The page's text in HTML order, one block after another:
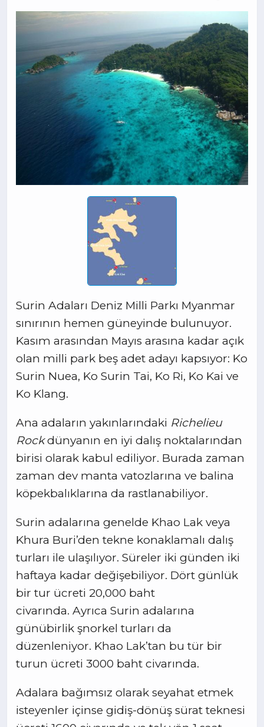
Surin Adaları Deniz Milli Parkı Myanmar
sınırının hemen güneyinde bulunuyor.
Kasım arasından Mayıs arasına kadar açık
olan milli park beş adet adayı kapsıyor: Ko
Surin Nuea, Ko Surin Tai, Ko Ri, Ko Kai ve
Ko Klang.
Ana adaların yakınlarındaki Richelieu
Rockdünyanın en iyi dalış noktalarından
birisi olarak kabul ediliyor. Burada zaman
zaman dev manta vatozlarına ve balina
köpekbalıklarına da rastlanabiliyor.
Surin adalarına genelde Khao Lak veya
Khura Buri’den tekne konaklamalı dalış
turları ile ulaşılıyor. Süreler iki günden iki
haftaya kadar değişebiliyor. Dört günlük
bir tur ücreti 20,000 baht
civarında. Ayrıca Surin adalarına
günübirlik şnorkel turları da
düzenleniyor. Khao Lak’tan bu tür bir
turun ücreti 3000 baht civarında.
Adalara bağımsız olarak seyahat etmek
isteyenler içinse gidiş-dönüş sürat teknesi